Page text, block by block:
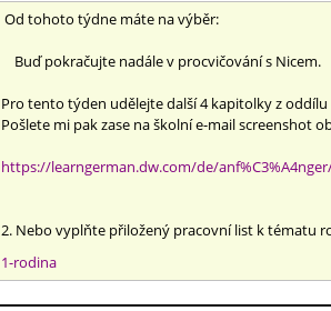
Od tohoto týdne máte na výběr:
Buď pokračujte nadále v procvičování s Nicem.
Pro tento týden udělejte další 4 kapitolky z
Pošlete mi pak zase na školní e-mail screenshot
https://learngerman.dw.com/de/
2. Nebo vyplňte přiložený pracovní list k tématu
1-rodina